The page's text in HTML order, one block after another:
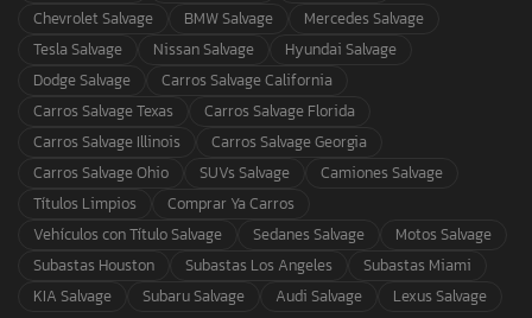
Chevrolet Salvage
BMW Salvage
Mercedes Salvage
Tesla Salvage
Nissan Salvage
Hyundai Salvage
Dodge Salvage
Carros Salvage California
Carros Salvage Texas
Carros Salvage Florida
Carros Salvage Illinois
Carros Salvage Georgia
Carros Salvage Ohio
SUVs Salvage
Camiones Salvage
Títulos Limpios
Comprar Ya Carros
Vehículos con Título Salvage
Sedanes Salvage
Motos Salvage
Subastas Houston
Subastas Los Angeles
Subastas Miami
KIA Salvage
Subaru Salvage Audi Salvage Lexus Salvage